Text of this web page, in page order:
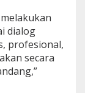
dialog
profesional,
secara